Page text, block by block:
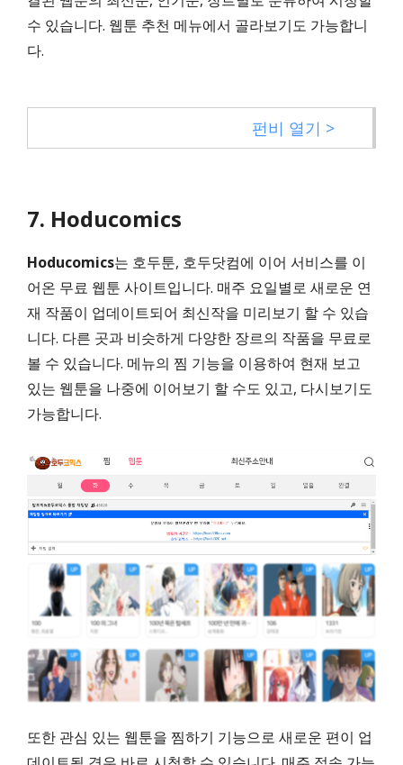
수 있습니다. 웹툰 추천 메뉴에서 골라보기도 가능합니
다.
펀비 열기 >
7. Hoducomics
Hoducomics는 호두툰, 호두닷컴에 이어 서비스를 이
어온 무료 웹툰 사이트입니다. 매주 요일별로 새로운 연
재 작품이 업데이트되어 최신작을 미리보기 할 수 있습
니다. 다른 곳과 비슷하게 다양한 장르의 작품을 무료로
볼 수 있습니다. 메뉴의 찜 기능을 이용하여 현재 보고
있는 웹툰을 나중에 이어보기 할 수도 있고, 다시보기도
가능합니다.
또한 관심 있는 웹툰을 찜하기 기능으로 새로운 편이 업